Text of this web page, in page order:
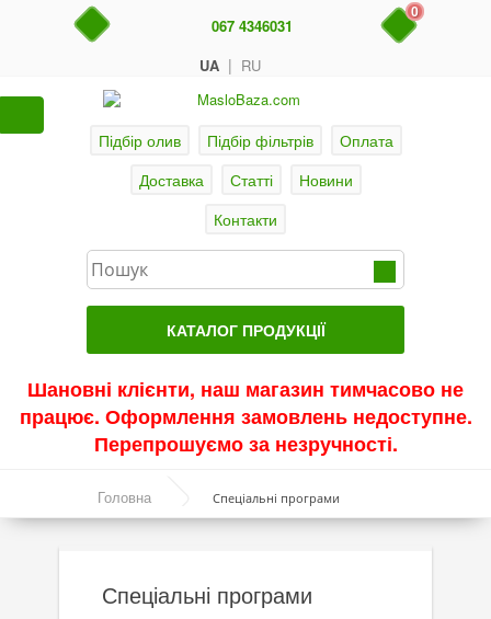
UA | RU
067 4346031
0
Підбір олив Підбір фільтрів
Оплата
Доставка
Статті
Новини
Контакти
КАТАЛОГ ПРОДУКЦІЇ
Актуальні продукти
Акції
Моторні оливи
Напівсинтетичні оливи
Шановні клієнти, наш магазин тимчасово не
працює. Оформлення замовлень недоступне.
Перепрошуємо за незручності.
Головна Спеціальні програми
Спеціальні програми